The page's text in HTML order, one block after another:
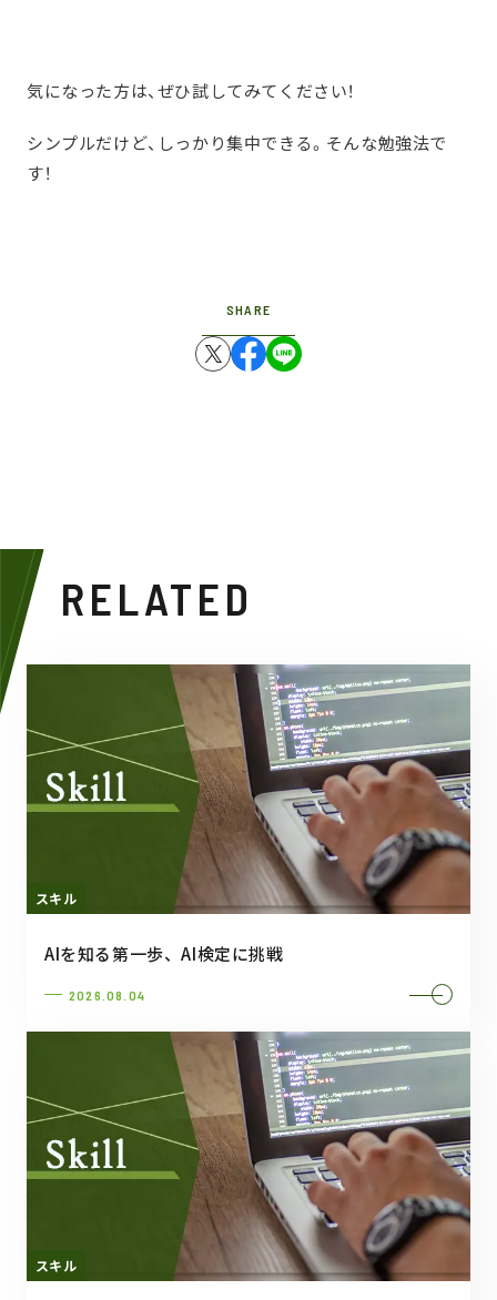
気になった方は、ぜひ試してみてください！
シンプルだけど、しっかり集中できる。そんな勉強法で
す！
SHARE
RELATED
スキル
AIを知る第一歩、AI検定に挑戦
2026.08.04
スキル